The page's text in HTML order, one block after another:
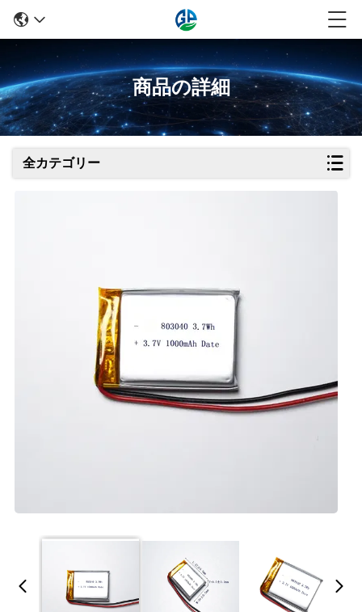
商品の詳細
全カテゴリー